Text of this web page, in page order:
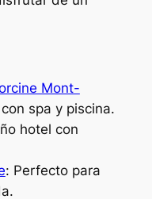
Mont-
spa y piscina.
hotel con
: Perfecto para